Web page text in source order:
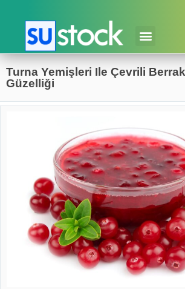
Turna Yemişleri Ile Çevrili
Güzelliği